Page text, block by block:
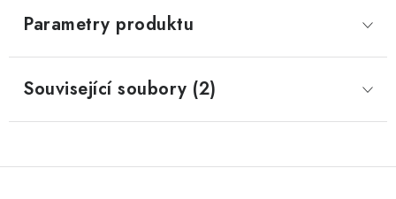
Parametry produktu
Související soubory (2)